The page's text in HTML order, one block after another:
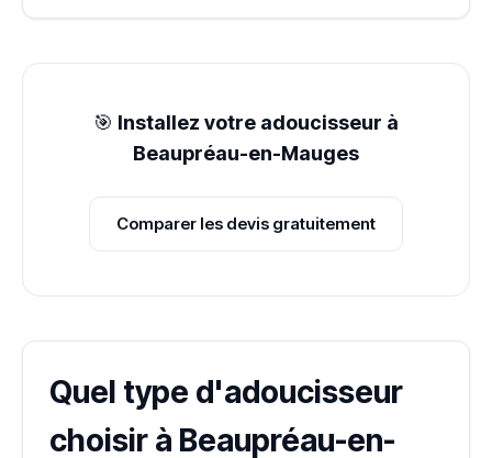
🎯 Installez votre adoucisseur à
Beaupréau-en-Mauges
Comparer les devis gratuitement
Quel type d'adoucisseur
choisir à Beaupréau-en-